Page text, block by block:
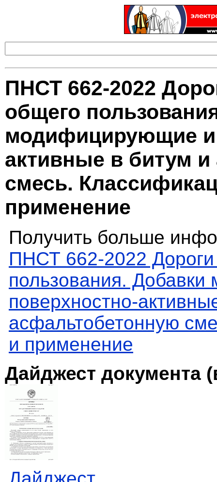
ПНСТ 662-2022
общего
модифицирующие и
активные в битум
смесь.
применение
Получить больше
ПНСТ 662-2022
пользования.
поверхностно-
асфальтобетонную
и применение
Дайджест документа